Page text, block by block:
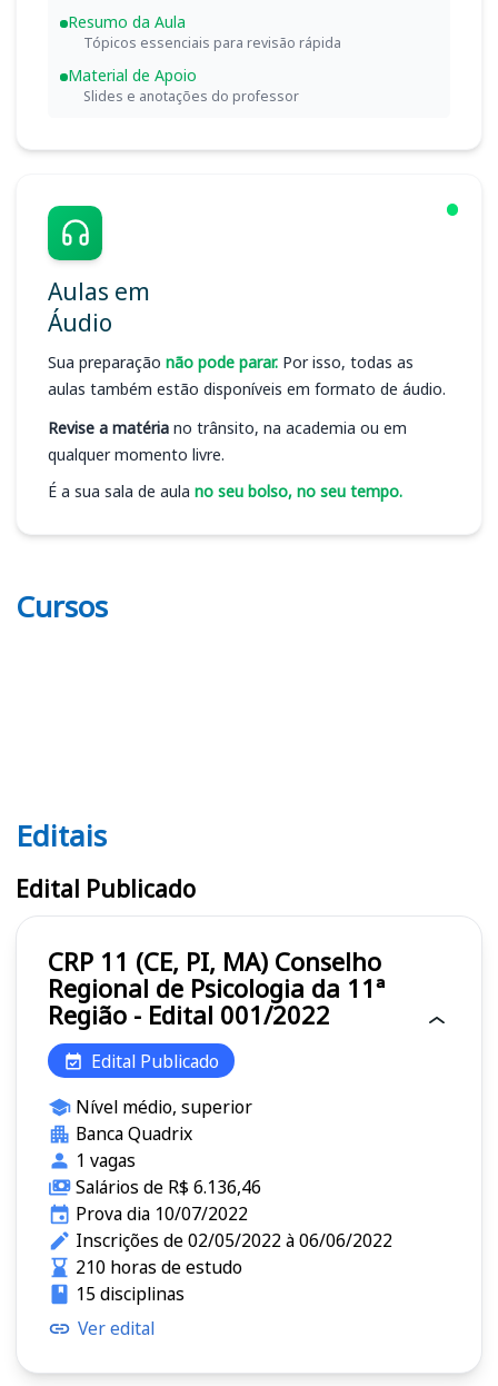
Resumo da Aula
Tópicos essenciais para revisão rápida
Material de Apoio
Slides e anotações do professor
Aulas em
Áudio
Sua preparação não pode parar. Por isso, todas as
aulas também estão disponíveis em formato de áudio.
Revise a matéria no trânsito, na academia ou em
qualquer momento livre.
É a sua sala de aula no seu bolso, no seu tempo.
Cursos
Editais CRP 11 (CE, PI, MA)
Editais
Edital Publicado
CRP 11 (CE, PI, MA) Conselho
Regional de Psicologia da 11ª
Região - Edital 001/2022
Edital Publicado
Nível médio, superior
Banca Quadrix
1 vagas
Salários de R$ 6.136,46
Prova dia 10/07/2022
Inscrições de 02/05/2022 à 06/06/2022
210 horas de estudo
15 disciplinas
Ver edital